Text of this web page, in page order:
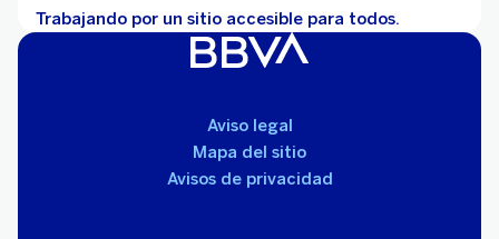
Trabajando por un sitio accesible para todos.
Aviso legal
Mapa del sitio
Avisos de privacidad